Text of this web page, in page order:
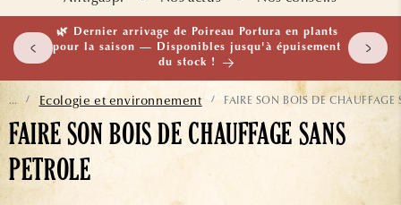
🌱 NOUVEAUTÉ — Ail Rocambole AB · Lot de 10
bulbilles · En stock maintenant
... / Ecologie et environnement / FAIRE SON BOIS DE CHAUFFAGE
FAIRE SON BOIS DE CHAUFFAGE SANS
PETROLE